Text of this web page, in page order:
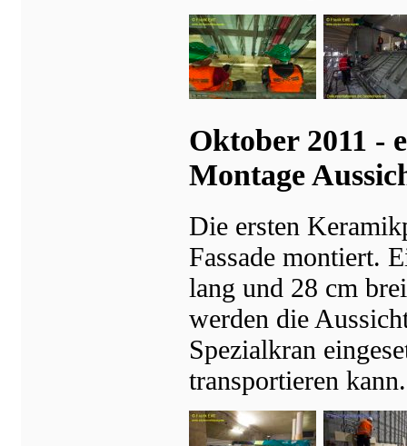
Oktober 2011 -
Montage
Die ersten
Fassade montiert.
lang und 28 cm
werden die
Spezialkran
transportieren kann.